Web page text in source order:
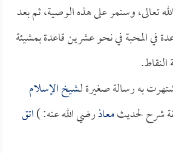
تعالى، وسنمر على هذه الوصية، ثم بعد
في المحبة في نحو عشرين قاعدة بمشيئة
به رسالة صغيرة لـشيخ الإسلام
شرح لحديثمعاذرضي الله عنه: )اتق